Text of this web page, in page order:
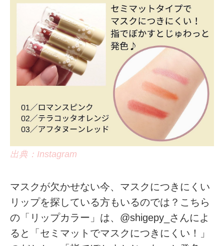
出典：Instagram
マスクが欠かせない今、マスクにつきにくい
リップを探している方もいるのでは？こちら
の「リップカラー」は、@shigepy_さんによ
ると「セミマットでマスクにつきにくい！」